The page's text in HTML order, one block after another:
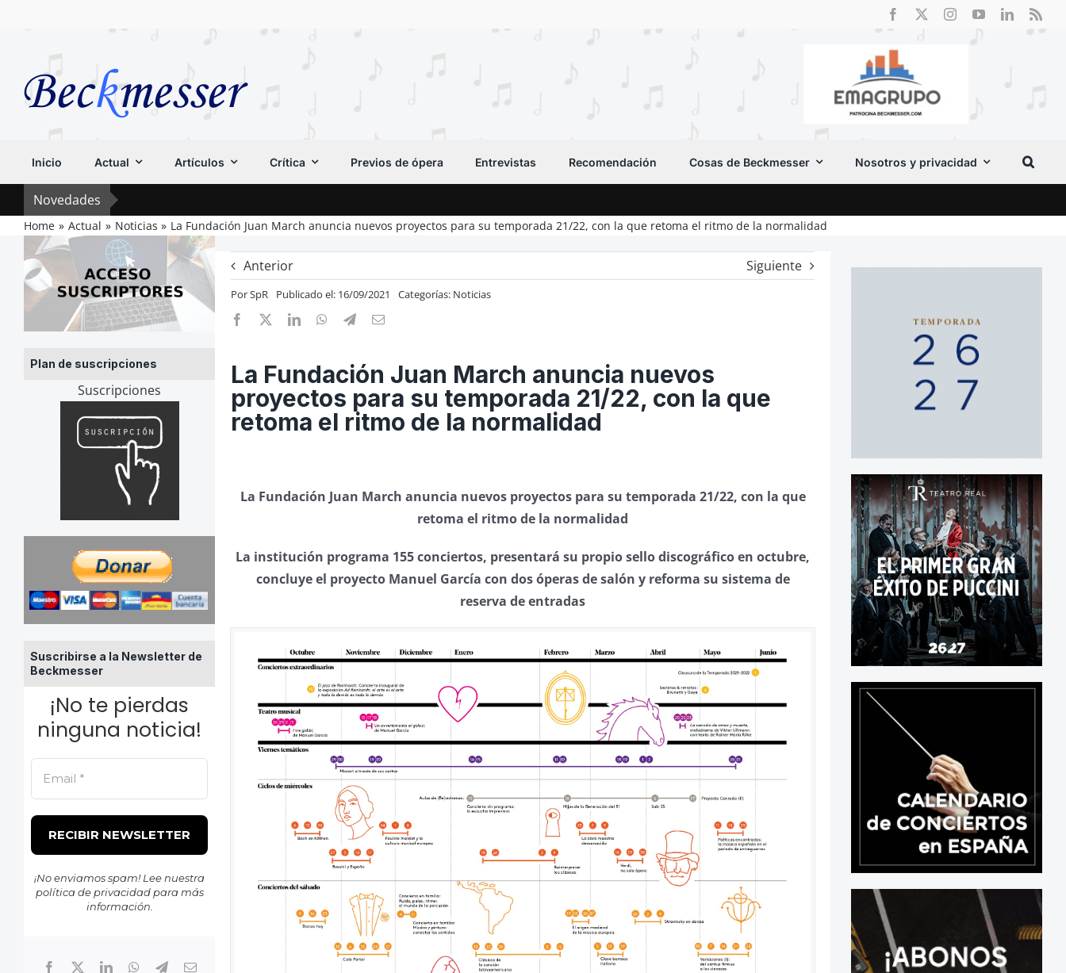
Inicio Actual Artículos Crítica Previos de ópera Entrevistas Recomendación Cosas de Beckmesser Nosotros y privacidad
Novedades
Home Actual Noticias La Fundación Juan March anuncia nuevos proyectos para su temporada 21/22, con la que retoma el ritmo de la normalidad
Plan de suscripciones
Suscripciones
Suscribirse a la Newsletter de
Beckmesser
¡No te pierdas
ninguna noticia!
¡No enviamos spam! Lee nuestra
política de privacidadpara más
información.
Anterior Siguiente
PorSpR Publicado el: 16/09/2021 Categorías: Noticias
La Fundación Juan March anuncia nuevos
proyectos para su temporada 21/22, con la que
retoma el ritmo de la normalidad
La Fundación Juan March anuncia nuevos proyectos para su temporada 21/22, con la que
retoma el ritmo de la normalidad
La institución programa 155 conciertos, presentará su propio sello discográfico en octubre,
concluye el proyecto Manuel García con dos óperas de salón y reforma su sistema de
reserva de entradas